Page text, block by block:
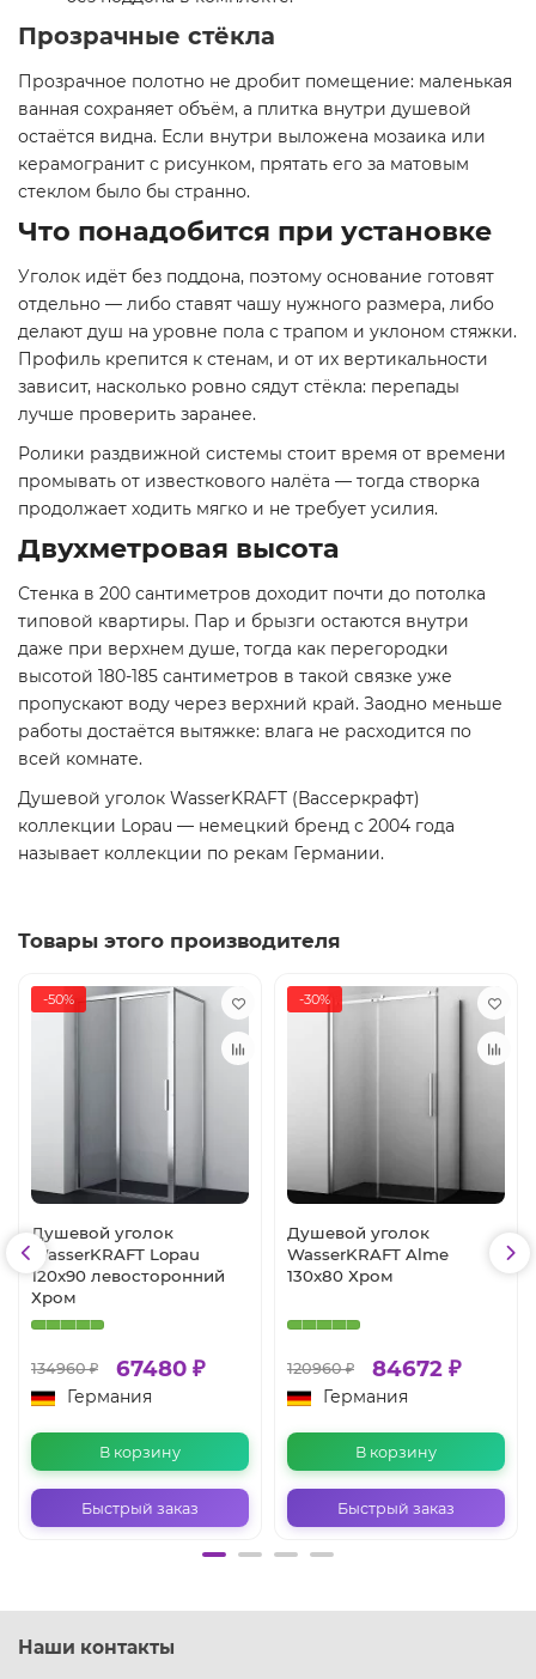
Прозрачные стёкла
Прозрачное полотно не дробит помещение: маленькая
ванная сохраняет объём, а плитка внутри душевой
остаётся видна. Если внутри выложена мозаика или
керамогранит с рисунком, прятать его за матовым
стеклом было бы странно.
Что понадобится при установке
Уголок идёт без поддона, поэтому основание готовят
отдельно — либо ставят чашу нужного размера, либо
делают душ на уровне пола с трапом и уклоном стяжки.
Профиль крепится к стенам, и от их вертикальности
зависит, насколько ровно сядут стёкла: перепады
лучше проверить заранее.
Ролики раздвижной системы стоит время от времени
промывать от известкового налёта — тогда створка
продолжает ходить мягко и не требует усилия.
Двухметровая высота
Стенка в 200 сантиметров доходит почти до потолка
типовой квартиры. Пар и брызги остаются внутри
даже при верхнем душе, тогда как перегородки
высотой 180-185 сантиметров в такой связке уже
пропускают воду через верхний край. Заодно меньше
работы достаётся вытяжке: влага не расходится по
всей комнате.
Душевой уголок WasserKRAFT (Вассеркрафт)
коллекции Lopau — немецкий бренд с 2004 года
называет коллекции по рекам Германии.
Товары этого производителя
-50%
Душевой уголок
WasserKRAFT Lopau
120x90 левосторонний
Хром
134960 ₽ 67480 ₽
Германия
В корзину
Быстрый заказ
-30%
Душевой уголок
WasserKRAFT Alme
130x80 Хром
120960 ₽ 84672 ₽
Германия
В корзину
Быстрый заказ
Наши контакты